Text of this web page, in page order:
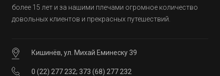
более 15 лет и за нашими плечами огромное количество
довольных клиентов и прекрасных путешествий.
Кишинёв, ул. Михай Еминеску 39
0 (22) 277 232; 373 (68) 277 232